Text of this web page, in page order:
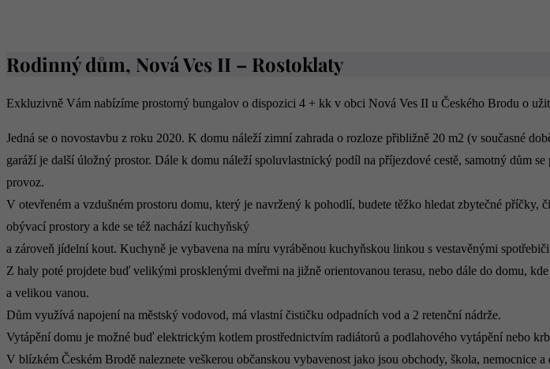
Rodinný dům, Nová Ves II – Rostoklaty
Exkluzivně Vám nabízíme prostorný bungalov o dispozici 4 + kk v obci Nová Ves II u Českého Brodu o
Jedná se o novostavbu z roku 2020. K domu náleží zimní zahrada o rozloze přibližně 20 m2 (v současné
garáží je další úložný prostor. Dále k domu náleží spoluvlastnický podíl na příjezdové cestě, samotný dům
provoz.
V otevřeném a vzdušném prostoru domu, který je navržený k pohodlí, budete těžko hledat zbytečné
obývací prostory a kde se též nachází kuchyňský
a zároveň jídelní kout. Kuchyně je vybavena na míru vyráběnou kuchyňskou linkou s vestavěnými
Z haly poté projdete buď velikými prosklenými dveřmi na jižně orientovanou terasu, nebo dále do domu,
a velikou vanou.
Dům využívá napojení na městský vodovod, má vlastní čističku odpadních vod a 2 retenční nádrže.
Vytápění domu je možné buď elektrickým kotlem prostřednictvím radiátorů a podlahového vytápění nebo
V blízkém Českém Brodě naleznete veškerou občanskou vybavenost jako jsou obchody, škola,